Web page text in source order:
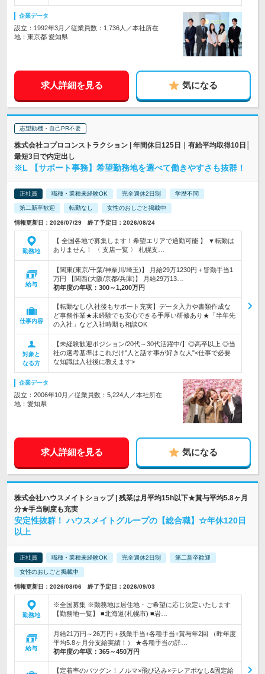
企業データ
設立：1992年3月／従業員数：1,736人／本社所在
地：東京都 愛知県
求人詳細を見る 気になる
志望動機・自己PR不要
株式会社コプロコンストラクション | 年間休日125日｜有給平均取得10日│
最短3日で内定出し
※L 【サポート事務】希望勤務地を選べて働きやすさも抜群！
正社員 職種・業種未経験OK 完全週休2日制 学歴不問
第二新卒歓迎 転勤なし 女性のおしごと掲載中
情報更新日：2026/07/29 終了予定日：2026/08/24
勤務地
【 全国各地で募集します！希望エリアで通勤可能 】 ▼転勤は
ありません！ 〈 支店一覧 〉 札幌支…
給与
【関東(東京/千葉/神奈川/埼玉)】 月給29万1230円＋皆勤手当1
万円 【関西(大阪/京都/兵庫)】 月給29万13…
初年度の年収： 300～1,200万円
仕事内容
【転勤なし/入社後もサポート充実】データ入力や書類作成な
ど事務作業★未経験でも安心できる手厚い研修あり★「半年先
の入社」など入社時期も相談OK
対象と
なる方
【未経験歓迎ポジション/20代～30代活躍中/】◎高卒以上 ◎当
社の選考基準はこれだけ"人と話す事が好きな人"<仕事で必要
な知識は入社後に教えます>
企業データ
設立：2006年10月／従業員数：5,224人／本社所在
地：愛知県
求人詳細を見る 気になる
株式会社ハウスメイトショップ | 残業は月平均15h以下★賞与平均5.8ヶ月
分★手当制度も充実
安定性抜群！ ハウスメイトグループの【総合職】☆年休120日
以上
正社員 職種・業種未経験OK 完全週休2日制 第二新卒歓迎
女性のおしごと掲載中
情報更新日：2026/08/06 終了予定日：2026/09/03
勤務地
※全国募集 ※勤務地は居住地・ご希望に応じ決定いたします
【勤務地一覧】 ■北海道(札幌市) ■岩…
給与
月給21万円～26万円＋残業手当+各種手当+賞与年2回 （昨年度
平均5.8ヶ月分支給実績！） ★各種手当の詳…
初年度の年収： 365～450万円
【定着率のバツグン！ノルマ×飛び込み×テレアポなし&固定給